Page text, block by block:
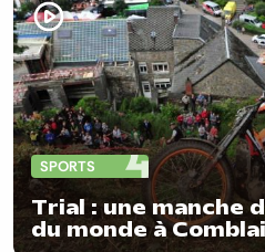
SPORTS
Trial : une manche
du monde à